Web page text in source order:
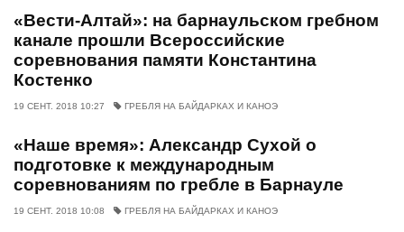
«Вести-Алтай»: на барнаульском гребном
канале прошли Всероссийские
соревнования памяти Константина
Костенко
19 СЕНТ. 2018 10:27 ГРЕБЛЯ НА БАЙДАРКАХ И КАНОЭ
«Наше время»: Александр Сухой о
подготовке к международным
соревнованиям по гребле в Барнауле
19 СЕНТ. 2018 10:08 ГРЕБЛЯ НА БАЙДАРКАХ И КАНОЭ